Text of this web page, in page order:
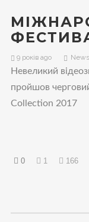
9 років ago News
Невеликий
пройшов
Collection 2017
0 1 166